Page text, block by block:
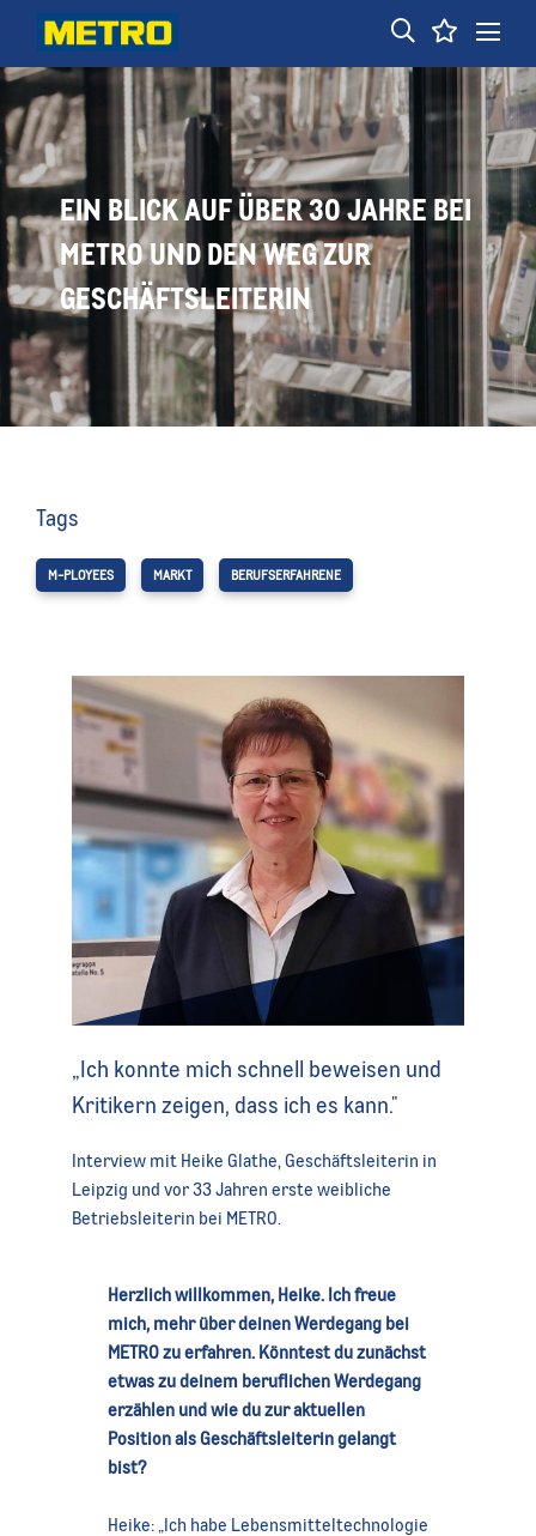
EIN BLICK AUF ÜBER 30 JAHRE BEI
METRO UND DEN WEG ZUR
GESCHÄFTSLEITERIN
„Ich konnte mich schnell beweisen und
Kritikern zeigen, dass ich es kann."
Interview mit Heike Glathe, Geschäftsleiterin in
Leipzig und vor 33 Jahren erste weibliche
Betriebsleiterin bei METRO.
Herzlich willkommen, Heike. Ich freue
mich, mehr über deinen Werdegang bei
METRO zu erfahren. Könntest du zunächst
etwas zu deinem beruflichen Werdegang
erzählen und wie du zur aktuellen
Position als Geschäftsleiterin gelangt
bist?
Heike: „Ich habe Lebensmitteltechnologie
Tags
M-PLOYEES MARKT BERUFSERFAHRENE